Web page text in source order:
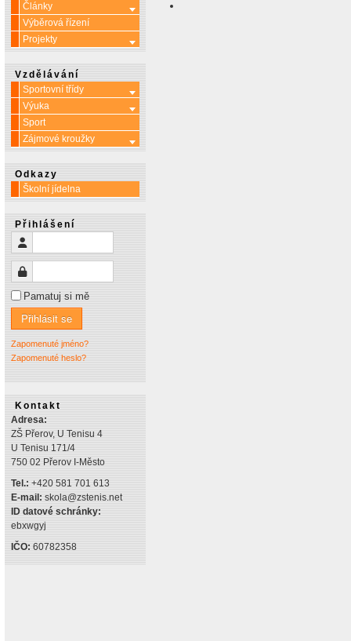
Články
Více o: Články
Výběrová řízení
Projekty
Více o: Projekty
Vzdělávání
Sportovní třídy
Více o: Sportovní třídy
Výuka Více o: Výuka
Sport
Zájmové kroužky
Více o: Zájmové kroužky
Odkazy
Školní jídelna
Přihlášení
Heslo
Pamatuj si mě
Přihlásit se
Zapomenuté jméno?
Zapomenuté heslo?
Kontakt
Adresa:
ZŠ Přerov, U Tenisu 4
U Tenisu 171/4
750 02 Přerov I-Město
Tel.: +420 581 701 613
E-mail: skola@zstenis.net
ID datové schránky:
ebxwgyj
IČO: 60782358